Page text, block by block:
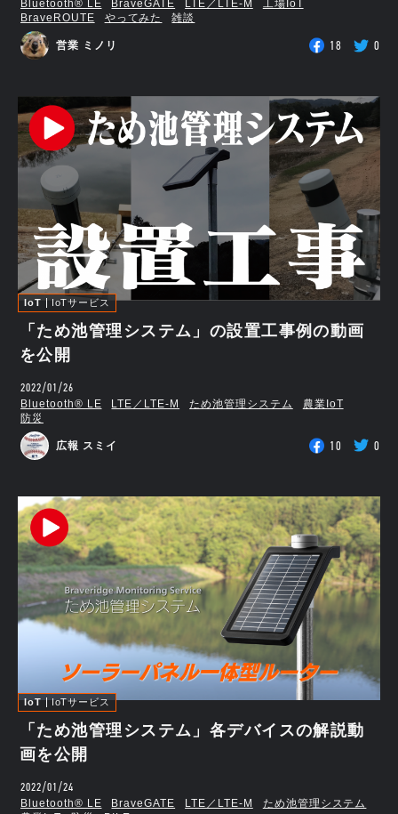
Bluetooth®︎ LE BraveGATE LTE／LTE-M
工場IoT
BraveROUTE
やってみた 雑談
営業 ミノリ 18 0
IoT IoTサービス
「ため池管理システム」の設置工事例の動画
を公開
2022/01/26
Bluetooth®︎ LE LTE／LTE-M ため池管理システム
農業IoT
防災
広報 スミイ 10 0
IoT IoTサービス
「ため池管理システム」各デバイスの解説動
画を公開
2022/01/24
Bluetooth®︎ LE BraveGATE LTE／LTE-M
ため池管理システム